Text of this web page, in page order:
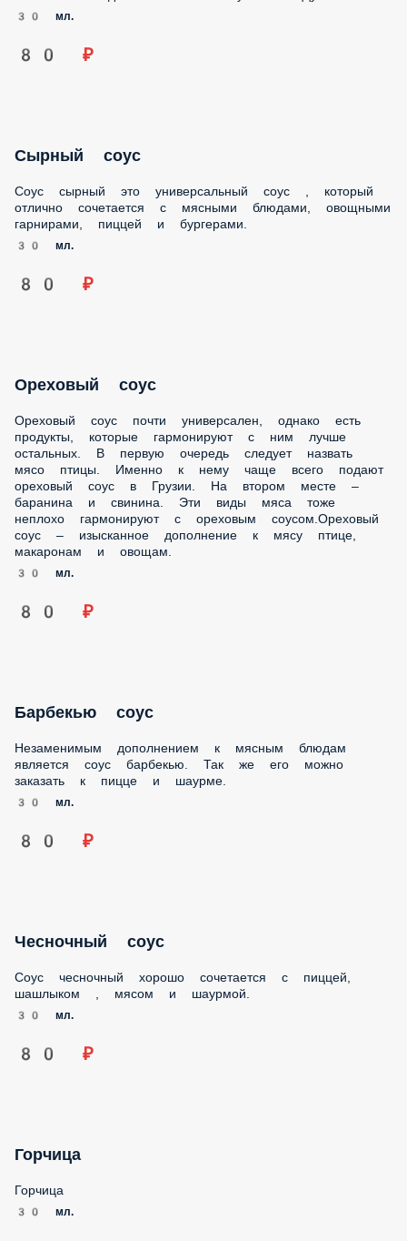
80 ₽
Соус сырный это универсальный соус , который отлично
сочетается с мясными блюдами, овощными гарнирами,
пиццей и бургерами.
30 мл.
80 ₽
Ореховый соус почти универсален, однако есть продукты,
которые гармонируют с ним лучше остальных. В первую
всего подают ореховый соус в Грузии. На втором месте –
баранина и свинина. Эти виды мяса тоже неплохо
гармонируют с ореховым соусом.Ореховый соус –
изысканное дополнение к мясу птице, макаронам и
овощам.
30 мл.
80 ₽
соус барбекью. Так же его можно заказать к пицце и
шаурме.
30 мл.
80 ₽
мясом и шаурмой.
80 ₽
30 мл.
80 ₽